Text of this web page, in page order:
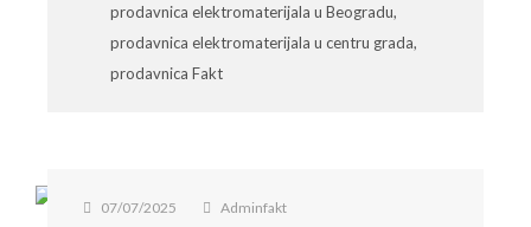
prodavnica elektromaterijala u Beogradu,
prodavnica elektromaterijala u centru grada,
prodavnica Fakt
07/07/2025 Adminfakt